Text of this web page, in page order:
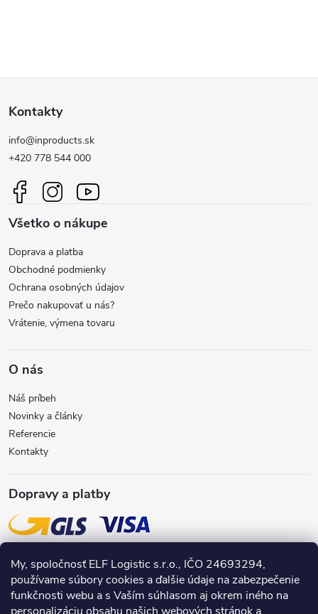
My, spoločnosť ELF Logistic s.r.o., IČO 24693294,
používame súbory cookies a ďalšie údaje na zabezpečenie
funkčnosti webu a s Vaším súhlasom aj okrem iného na
á
p
ä
e
Kontakty
info@inproducts.sk
+420 778 544 000
Všetko o nákupe
Doprava a platba
Obchodné podmienky
Ochrana osobných údajov
Prečo nakupovať u nás?
Vrátenie, výmena tovaru
O nás
Náš príbeh
Novinky a články
Referencie
Kontakty
Dopravy a platby